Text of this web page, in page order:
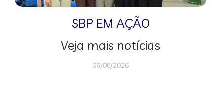
SBP EM AÇÃO
Veja mais notícias
08/06/2026